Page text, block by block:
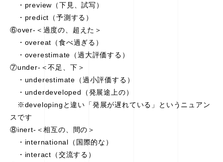
・preview（下見、試写）
・predict（予測する）
⑥over-＜過度の、超えた＞
・overeat（食べ過ぎる）
・overestimate（過大評価する）
⑦under-＜不足、下＞
・underestimate（過小評価する）
・underdeveloped（発展途上の）
※developingと違い「発展が遅れている」というニュアン
スです
⑧inert-＜相互の、間の＞
・international（国際的な）
・interact（交流する）